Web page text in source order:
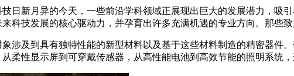
日新月异的今天，一些前沿学科领域正展现出巨大的发展潜力，吸
科技发展的核心驱动力，并孕育出许多充满机遇的专业方向。那些
涉及到具有独特性能的新型材料以及基于这些材料制造的精密器件
柔性显示屏到可穿戴传感器，从高性能电池到高效节能的照明系统